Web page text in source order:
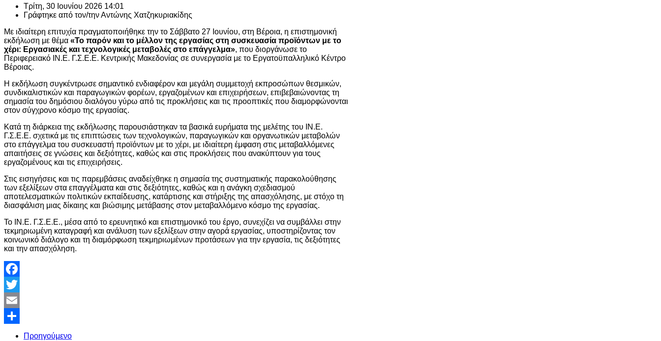
Τρίτη, 30 Ιουνίου 2026 14:01
Γράφτηκε από τον/τηνΑντώνης Χατζηκυριακίδης
Με ιδιαίτερη επιτυχία πραγματοποιήθηκε την το Σάββατο 27 Ιουνίου, στη Βέροια, η επιστημονική
εκδήλωση με θέμα «Το παρόν και το μέλλον της εργασίας στη συσκευασία προϊόντων με το
χέρι: Εργασιακές και τεχνολογικές μεταβολές στο επάγγελμα», που διοργάνωσε το
Περιφερειακό ΙΝ.Ε. Γ.Σ.Ε.Ε. Κεντρικής Μακεδονίας σε συνεργασία με το Εργατοϋπαλληλικό Κέντρο
Βέροιας.
Η εκδήλωση συγκέντρωσε σημαντικό ενδιαφέρον και μεγάλη συμμετοχή εκπροσώπων θεσμικών,
συνδικαλιστικών και παραγωγικών φορέων, εργαζομένων και επιχειρήσεων, επιβεβαιώνοντας τη
σημασία του δημόσιου διαλόγου γύρω από τις προκλήσεις και τις προοπτικές που διαμορφώνονται
στον σύγχρονο κόσμο της εργασίας.
Κατά τη διάρκεια της εκδήλωσης παρουσιάστηκαν τα βασικά ευρήματα της μελέτης του ΙΝ.Ε.
Γ.Σ.Ε.Ε. σχετικά με τις επιπτώσεις των τεχνολογικών, παραγωγικών και οργανωτικών μεταβολών
στο επάγγελμα του συσκευαστή προϊόντων με το χέρι, με ιδιαίτερη έμφαση στις μεταβαλλόμενες
απαιτήσεις σε γνώσεις και δεξιότητες, καθώς και στις προκλήσεις που ανακύπτουν για τους
εργαζομένους και τις επιχειρήσεις.
Στις εισηγήσεις και τις παρεμβάσεις αναδείχθηκε η σημασία της συστηματικής παρακολούθησης
των εξελίξεων στα επαγγέλματα και στις δεξιότητες, καθώς και η ανάγκη σχεδιασμού
αποτελεσματικών πολιτικών εκπαίδευσης, κατάρτισης και στήριξης της απασχόλησης, με στόχο τη
διασφάλιση μιας δίκαιης και βιώσιμης μετάβασης στον μεταβαλλόμενο κόσμο της εργασίας.
Το ΙΝ.Ε. Γ.Σ.Ε.Ε., μέσα από το ερευνητικό και επιστημονικό του έργο, συνεχίζει να συμβάλλει στην
τεκμηριωμένη καταγραφή και ανάλυση των εξελίξεων στην αγορά εργασίας, υποστηρίζοντας τον
κοινωνικό διάλογο και τη διαμόρφωση τεκμηριωμένων προτάσεων για την εργασία, τις δεξιότητες
και την απασχόληση.
Facebook
Twitter
Email
Share
Προηγούμενο